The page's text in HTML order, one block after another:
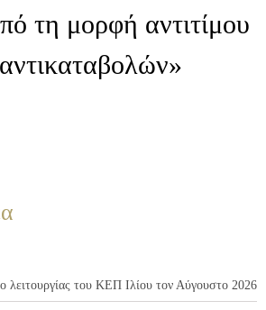
τη μορφή αντιτίμου
λειτουργίας του ΚΕΠ Ιλίου τον Αύγουστο 2026